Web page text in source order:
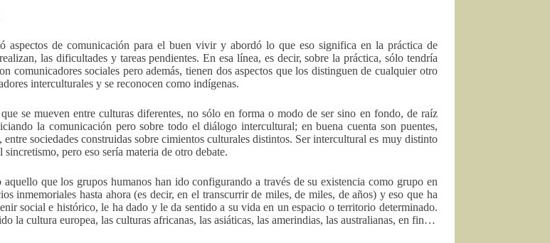
aspectos de comunicación para el buen vivir y abordó lo que eso significa en la práctica de
las dificultades y tareas pendientes. En esa línea, es decir, sobre la práctica, sólo tendría
comunicadores sociales pero además, tienen dos aspectos que los distinguen de cualquier otro
interculturales y se reconocen como indígenas.
se mueven entre culturas diferentes, no sólo en forma o modo de ser sino en fondo, de raíz
la comunicación pero sobre todo el diálogo intercultural; en buena cuenta son puentes,
sociedades construidas sobre cimientos culturales distintos. Ser intercultural es muy distinto
pero eso sería materia de otro debate.
que los grupos humanos han ido configurando a través de su existencia como grupo en
inmemoriales hasta ahora (es decir, en el transcurrir de miles, de miles, de años) y eso que ha
social e histórico, le ha dado y le da sentido a su vida en un espacio o territorio determinado.
la cultura europea, las culturas africanas, las asiáticas, las amerindias, las australianas, en fin…